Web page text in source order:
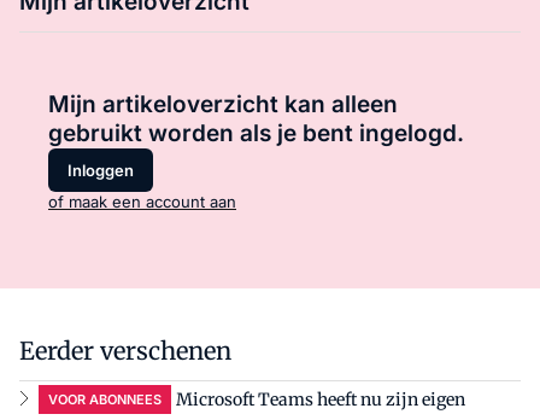
Mijn artikeloverzicht kan alleen
gebruikt worden als je bent ingelogd.
Inloggen
of maak een account aan
Eerder verschenen
VOOR ABONNEES
Microsoft Teams heeft nu zijn eigen